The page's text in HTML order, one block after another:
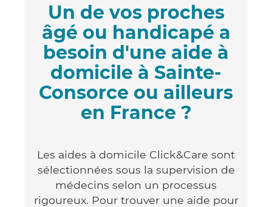
Un de vos proches
âgé ou handicapé a
besoin d'une aide à
domicile à Sainte-
Consorce ou ailleurs
en France ?
Les aides à domicile Click&Care sont
sélectionnées sous la supervision de
médecins selon un processus
rigoureux. Pour trouver une aide pour